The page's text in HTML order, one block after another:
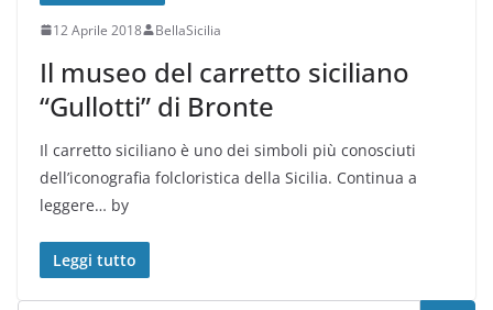
12 Aprile 2018 BellaSicilia
Il museo del carretto siciliano
“Gullotti” di Bronte
Il carretto siciliano è uno dei simboli più conosciuti
dell’iconografia folcloristica della Sicilia. Continua a
leggere… by
Leggi tutto